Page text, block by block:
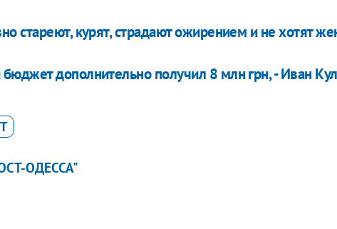
стареют, курят, страдают ожирением и не хотят
дополнительно получил 8 млн грн, - Иван
ОДЕССА"